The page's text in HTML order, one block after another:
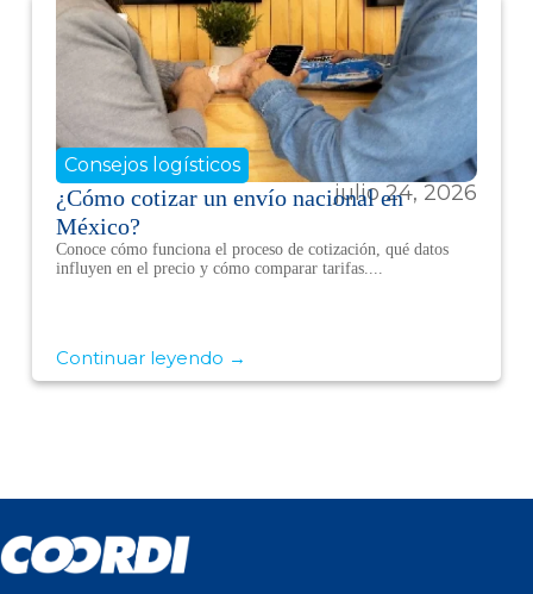
julio 24, 2026
Consejos logísticos
¿Cómo cotizar un envío nacional en
México?
Conoce cómo funciona el proceso de cotización, qué datos
influyen en el precio y cómo comparar tarifas....
Continuar leyendo →